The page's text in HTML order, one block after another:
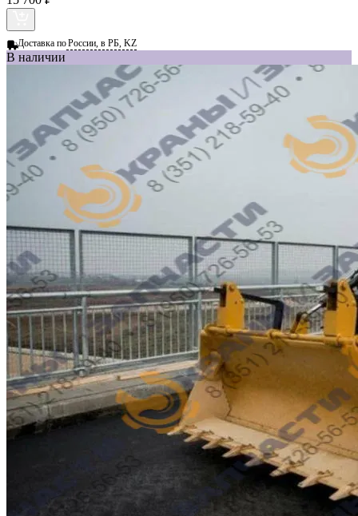
Доставка поРоссии, в РБ, KZ
В наличии